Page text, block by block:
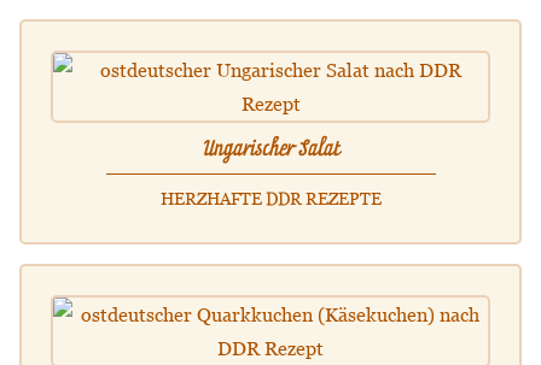
Ungarischer Salat
HERZHAFTE DDR REZEPTE